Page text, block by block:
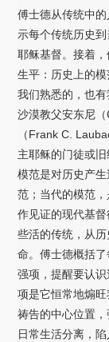
傅士德从传统中
示每个传统历史
耶稣基督。接着
生平：历史上的
我们熟悉的，也
沙漠教父安东尼
（Frank C.
主耶稣的门徒或
模范是对历史产
范；当代的模范
作见证的现代基
些活的传统，从
命。傅士德概括
强项，提醒要认
项是它恒常地煽
祷告的中心位置
日常生活分离，